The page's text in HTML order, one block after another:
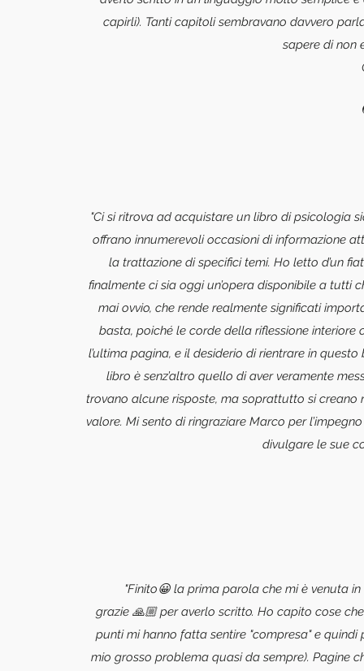
capirli). Tanti capitoli sembravano davvero
sapere di non
"Ci si ritrova ad acquistare un libro di psicologia
offrano innumerevoli occasioni di informazione
la trattazione di specifici temi. Ho letto d’un
finalmente ci sia oggi un’opera disponibile a
mai ovvio, che rende realmente significati
basta, poiché le corde della riflessione
l’ultima pagina, e il desiderio di rientrare in
libro è senz’altro quello di aver veramente
trovano alcune risposte, ma soprattutto si creano
valore. Mi sento di ringraziare Marco per
divulgare le sue
"Finito😀 la prima parola che mi è venuta
grazie 🙏🏼 per averlo scritto. Ho capito cose
punti mi hanno fatta sentire "compresa" e
mio grosso problema quasi da sempre). Pagine